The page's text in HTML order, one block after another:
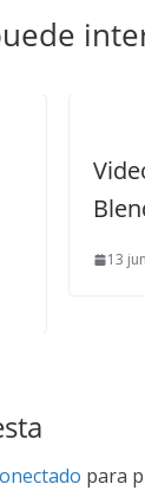
sobre
para